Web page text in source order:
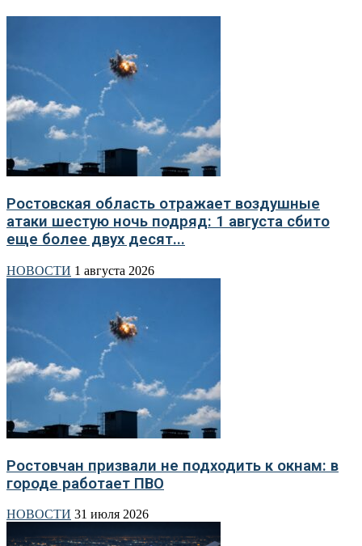
Ростовская область отражает воздушные
атаки шестую ночь подряд: 1 августа сбито
еще более двух десят...
НОВОСТИ 1 августа 2026
Ростовчан призвали не подходить к окнам: в
городе работает ПВО
НОВОСТИ 31 июля 2026